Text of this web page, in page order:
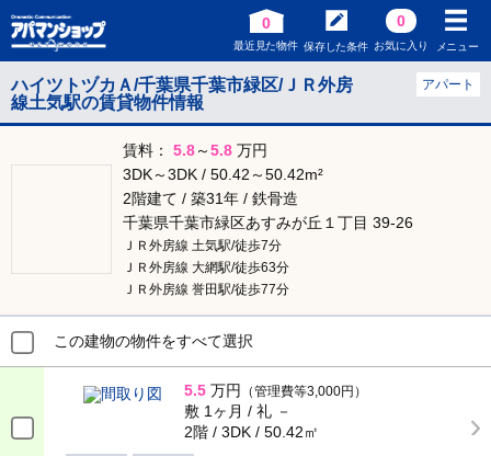
0
最近見た物件 保存した条件
0
お気に入り メニュー
ハイツトヅカＡ/千葉県千葉市緑区/ＪＲ外房
線土気駅の賃貸物件情報
アパート
賃料： 5.8～5.8 万円
3DK～3DK / 50.42～50.42m²
2階建て / 築31年 / 鉄骨造
千葉県千葉市緑区あすみが丘１丁目 39-26
ＪＲ外房線 土気駅/徒歩7分
ＪＲ外房線 大網駅/徒歩63分
ＪＲ外房線 誉田駅/徒歩77分
この建物の物件をすべて選択
5.5 万円 （管理費等3,000円）
敷 1ヶ月 / 礼 －
2階 / 3DK / 50.42㎡